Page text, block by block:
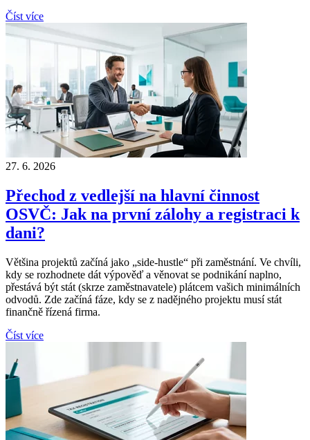
Číst více
27. 6. 2026
Přechod z vedlejší na hlavní činnost
OSVČ: Jak na první zálohy a registraci k
dani?
Většina projektů začíná jako „side-hustle“ při zaměstnání. Ve chvíli,
kdy se rozhodnete dát výpověď a věnovat se podnikání naplno,
přestává být stát (skrze zaměstnavatele) plátcem vašich minimálních
odvodů. Zde začíná fáze, kdy se z nadějného projektu musí stát
finančně řízená firma.
Číst více